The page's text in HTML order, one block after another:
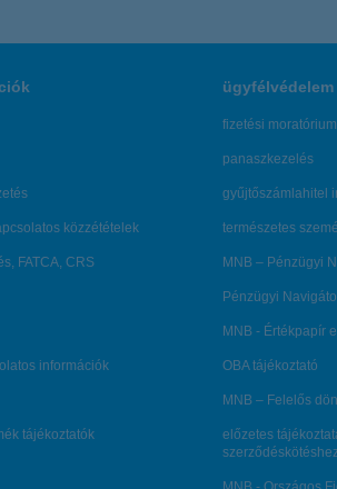
közzétételek
FATCA, CRS
információk
tájékoztatók
ügyfélvédelem
fizetési moratórium
panaszkezelés
gyűjtőszámlahitel
természetes
MNB – Pénzügyi
Pénzügyi
MNB - Értékpapír
OBA tájékoztató
MNB – Felelős
előzetes